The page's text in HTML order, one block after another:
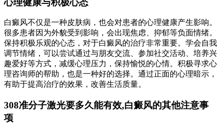
白癜风不仅是一种皮肤病，也会对患者的心理健康产生影响。
很多患者因为外貌受到影响，会出现焦虑、抑郁等负面情绪。
保持积极乐观的心态，对于白癜风的治疗非常重要。学会自我
调节情绪，可以尝试通过与朋友交流、参加社交活动、培养兴
趣爱好等方式，减缓心理压力，保持愉悦的心情。积极寻求心
理咨询师的帮助，也是一种好的选择。通过正面的心理暗示，
有助于提高治疗的效果，改善生活质量。
308准分子激光要多久能有效,白癜风的其他注意事
项